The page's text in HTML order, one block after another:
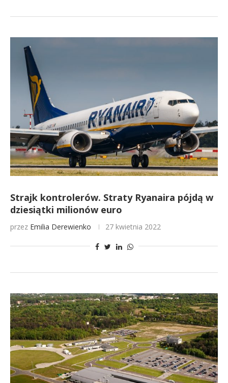
Strajk kontrolerów. Straty Ryanaira pójdą w
dziesiątki milionów euro
przez Emilia Derewienko 27 kwietnia 2022